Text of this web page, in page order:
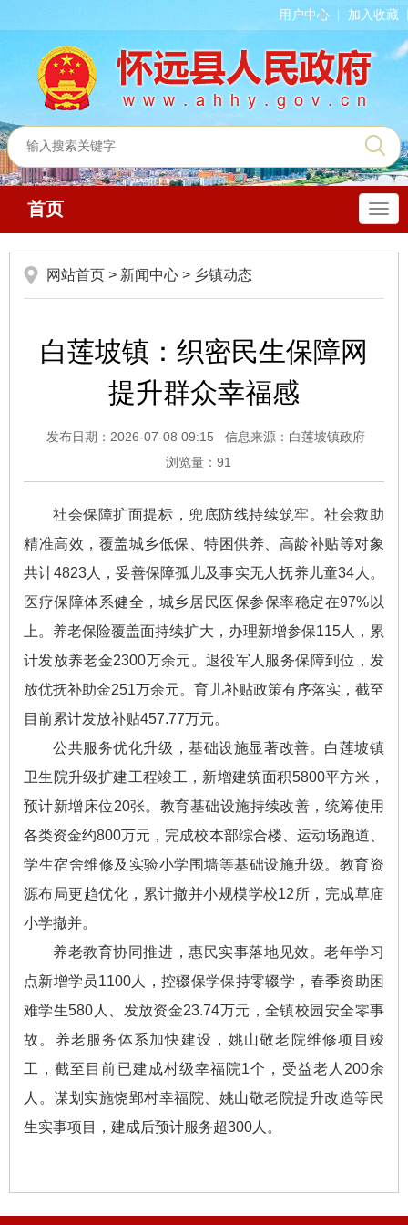
用户中心 加入收藏
导
航
首页
网站首页 > 新闻中心 > 乡镇动态
白莲坡镇：织密民生保障网
提升群众幸福感
发布日期：2026-07-08 09:15
信息来源：白莲坡镇政府
浏览量： 91
社会保障扩面提标，兜底防线持续筑牢。社会救助
精准高效，覆盖城乡低保、特困供养、高龄补贴等对象
共计4823人，妥善保障孤儿及事实无人抚养儿童34人。
医疗保障体系健全，城乡居民医保参保率稳定在97%以
上。养老保险覆盖面持续扩大，办理新增参保115人，累
计发放养老金2300万余元。退役军人服务保障到位，发
放优抚补助金251万余元。育儿补贴政策有序落实，截至
目前累计发放补贴457.77万元。
公共服务优化升级，基础设施显著改善。白莲坡镇
卫生院升级扩建工程竣工，新增建筑面积5800平方米，
预计新增床位20张。教育基础设施持续改善，统筹使用
各类资金约800万元，完成校本部综合楼、运动场跑道、
学生宿舍维修及实验小学围墙等基础设施升级。教育资
源布局更趋优化，累计撤并小规模学校12所，完成草庙
小学撤并。
养老教育协同推进，惠民实事落地见效。老年学习
点新增学员1100人，控辍保学保持零辍学，春季资助困
难学生580人、发放资金23.74万元，全镇校园安全零事
故。养老服务体系加快建设，姚山敬老院维修项目竣
工，截至目前已建成村级幸福院1个，受益老人200余
人。谋划实施饶郢村幸福院、姚山敬老院提升改造等民
生实事项目，建成后预计服务超300人。